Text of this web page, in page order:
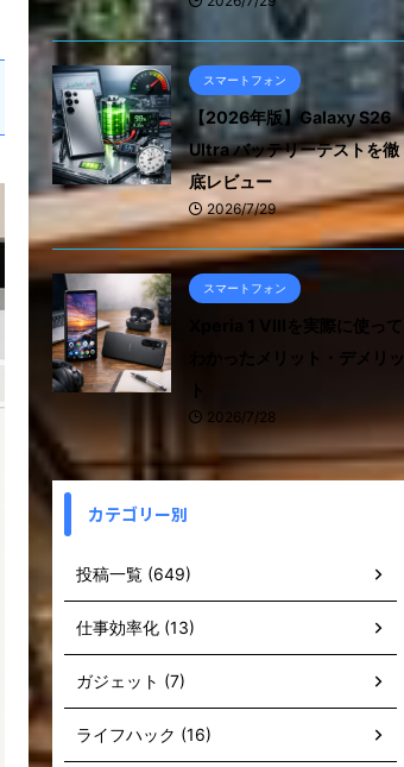
スマートフォン
【2026年版】Galaxy S26
Ultra バッテリーテストを徹
底レビュー
2026/7/29
スマートフォン
Xperia 1 VIIIを実際に使って
わかったメリット・デメリッ
2026/7/28
カテゴリー別
投稿一覧 (649)
仕事効率化 (13)
ガジェット (7)
ライフハック (16)